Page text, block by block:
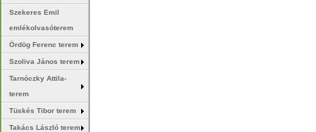
Szekeres Emil
emlékolvasóterem
Ördög Ferenc terem
Szoliva János terem
Tarnóczky Attila-
terem
Tüskés Tibor terem
Takács László terem